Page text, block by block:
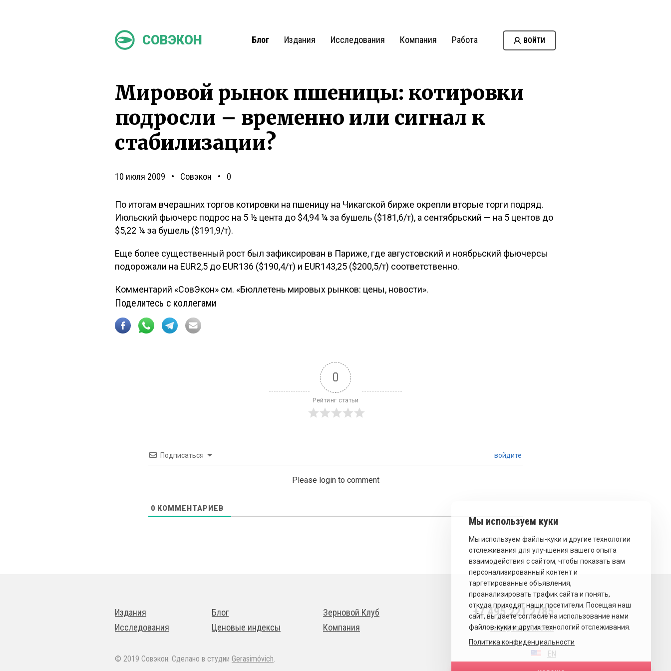
СОВЭКОН Блог Издания Исследования Компания Работа ВОЙТИ
Мировой рынок пшеницы: котировки
подросли – временно или сигнал к
стабилизации?
10 июля 2009 Совэкон 0
По итогам вчерашних торгов котировки на пшеницу на Чикагской бирже окрепли вторые торги подряд.
Июльский фьючерс подрос на 5 ½ цента до $4,94 ¼ за бушель ($181,6/т), а сентябрьский — на 5 центов до
$5,22 ¼ за бушель ($191,9/т).
Еще более существенный рост был зафиксирован в Париже, где августовский и ноябрьский фьючерсы
подорожали на EUR2,5 до EUR136 ($190,4/т) и EUR143,25 ($200,5/т) соответственно.
Комментарий «СовЭкон» см. «Бюллетень мировых рынков: цены, новости».
Поделитесь с коллегами
0
Рейтинг статьи
Подписаться войдите
Please login to comment
0 КОММЕНТАРИЕВ
Издания
Исследования
Блог
Ценовые индексы
Зерновой Клуб
Компания
+7 495 221 2785
sales@sovecon.com
EN
© 2019 Совэкон. Сделано в студии Gerasimóvich.
Политика конфиденциальности